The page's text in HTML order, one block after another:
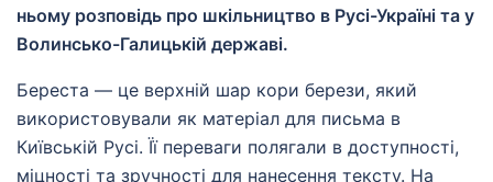
ньому розповідь про шкільництво в Русі-Україні та у
Волинсько-Галицькій державі.
Береста — це верхній шар кори берези, який
використовували як матеріал для письма в
Київській Русі. Її переваги полягали в доступності,
міцності та зручності для нанесення тексту. На